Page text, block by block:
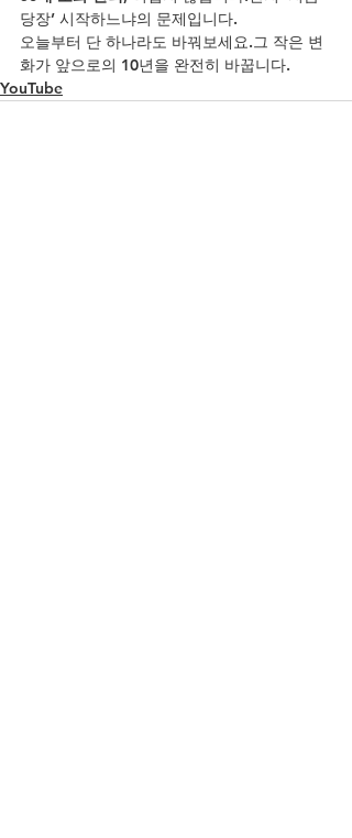
당장’ 시작하느냐의 문제입니다.
오늘부터 단 하나라도 바꿔보세요.그 작은 변
화가 앞으로의 10년을 완전히 바꿉니다.
YouTube